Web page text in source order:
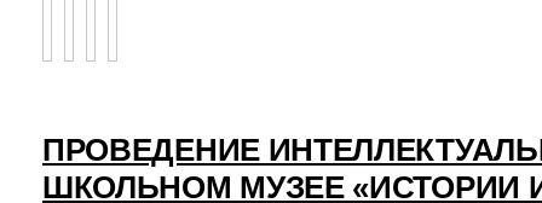
ПРОВЕДЕНИЕ
ШКОЛЬНОМ МУЗЕЕ «ИСТОРИИ